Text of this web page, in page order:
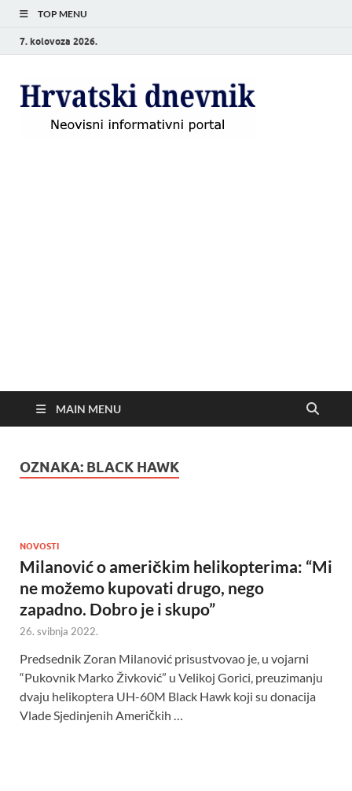
TOP MENU
7. kolovoza 2026.
MAIN MENU
OZNAKA: BLACK HAWK
NOVOSTI
Milanović o američkim helikopterima: “Mi
ne možemo kupovati drugo, nego
zapadno. Dobro je i skupo”
26. svibnja 2022.
Predsednik Zoran Milanović prisustvovao je, u vojarni
“Pukovnik Marko Živković” u Velikoj Gorici, preuzimanju
dvaju helikoptera UH-60M Black Hawk koji su donacija
Vlade Sjedinjenih Američkih …